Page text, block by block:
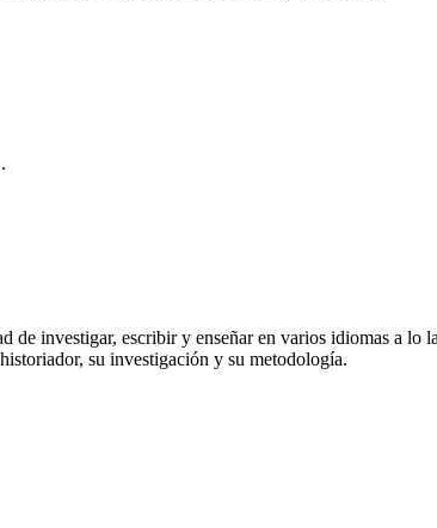
investigar, escribir y enseñar en varios idiomas a
su investigación y su metodología.